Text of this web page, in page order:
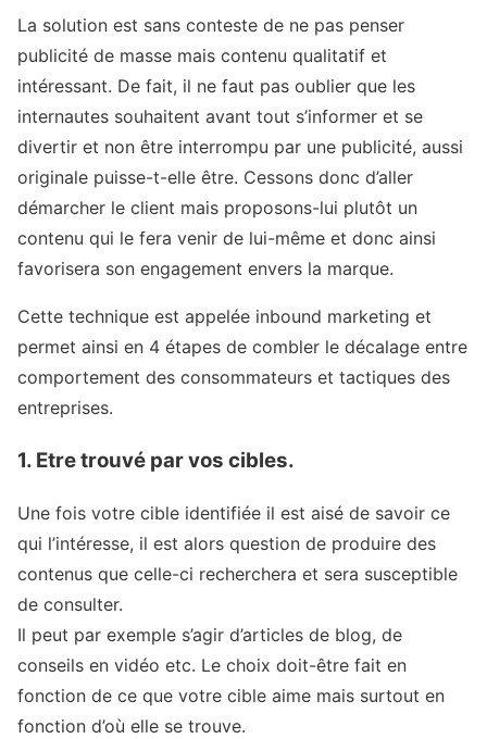
La solution est sans conteste de ne pas penser
publicité de masse mais contenu qualitatif et
intéressant. De fait, il ne faut pas oublier que les
internautes souhaitent avant tout s’informer et se
divertir et non être interrompu par une publicité, aussi
originale puisse-t-elle être. Cessons donc d’aller
démarcher le client mais proposons-lui plutôt un
contenu qui le fera venir de lui-même et donc ainsi
favorisera son engagement envers la marque.
Cette technique est appelée inbound marketing et
permet ainsi en 4 étapes de combler le décalage entre
comportement des consommateurs et tactiques des
entreprises.
1. Etre trouvé par vos cibles.
Une fois votre cible identifiée il est aisé de savoir ce
qui l’intéresse, il est alors question de produire des
contenus que celle-ci recherchera et sera susceptible
de consulter.
Il peut par exemple s’agir d’articles de blog, de
conseils en vidéo etc. Le choix doit-être fait en
fonction de ce que votre cible aime mais surtout en
fonction d’où elle se trouve.